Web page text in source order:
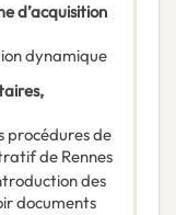
d’acquisition
dynamique
procédures de
de Rennes
des
documents